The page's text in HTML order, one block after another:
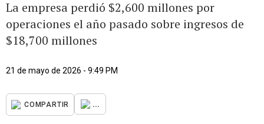
La empresa perdió $2,600 millones por
operaciones el año pasado sobre ingresos de
$18,700 millones
21 de mayo de 2026 - 9:49 PM
COMPARTIR ...